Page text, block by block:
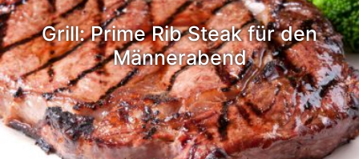
Grill: Prime Rib Steak für den
Männerabend